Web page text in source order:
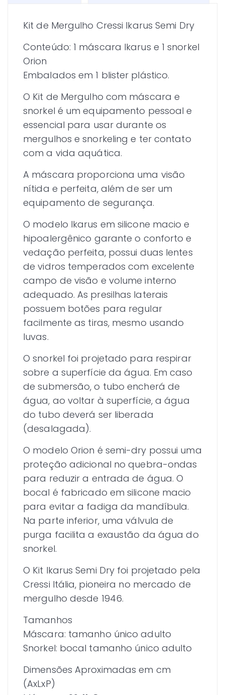
Kit de Mergulho Cressi Ikarus Semi Dry
Conteúdo: 1 máscara Ikarus e 1 snorkel
Orion
Embalados em 1 blister plástico.
O Kit de Mergulho com máscara e
snorkel é um equipamento pessoal e
essencial para usar durante os
mergulhos e snorkeling e ter contato
com a vida aquática.
A máscara proporciona uma visão
nítida e perfeita, além de ser um
equipamento de segurança.
O modelo Ikarus em silicone macio e
hipoalergênico garante o conforto e
vedação perfeita, possui duas lentes
de vidros temperados com excelente
campo de visão e volume interno
adequado. As presilhas laterais
possuem botões para regular
facilmente as tiras, mesmo usando
luvas.
O snorkel foi projetado para respirar
sobre a superfície da água. Em caso
de submersão, o tubo encherá de
água, ao voltar à superfície, a água
do tubo deverá ser liberada
(desalagada).
O modelo Orion é semi-dry possui uma
proteção adicional no quebra-ondas
para reduzir a entrada de água. O
bocal é fabricado em silicone macio
para evitar a fadiga da mandíbula.
Na parte inferior, uma válvula de
purga facilita a exaustão da água do
snorkel.
O Kit Ikarus Semi Dry foi projetado pela
Cressi Itália, pioneira no mercado de
mergulho desde 1946.
Tamanhos
Máscara: tamanho único adulto
Snorkel: bocal tamanho único adulto
Dimensões Aproximadas em cm
(AxLxP)